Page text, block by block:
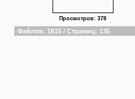
Просмотров: 378
Файлов: 1615 / Страниц: 135